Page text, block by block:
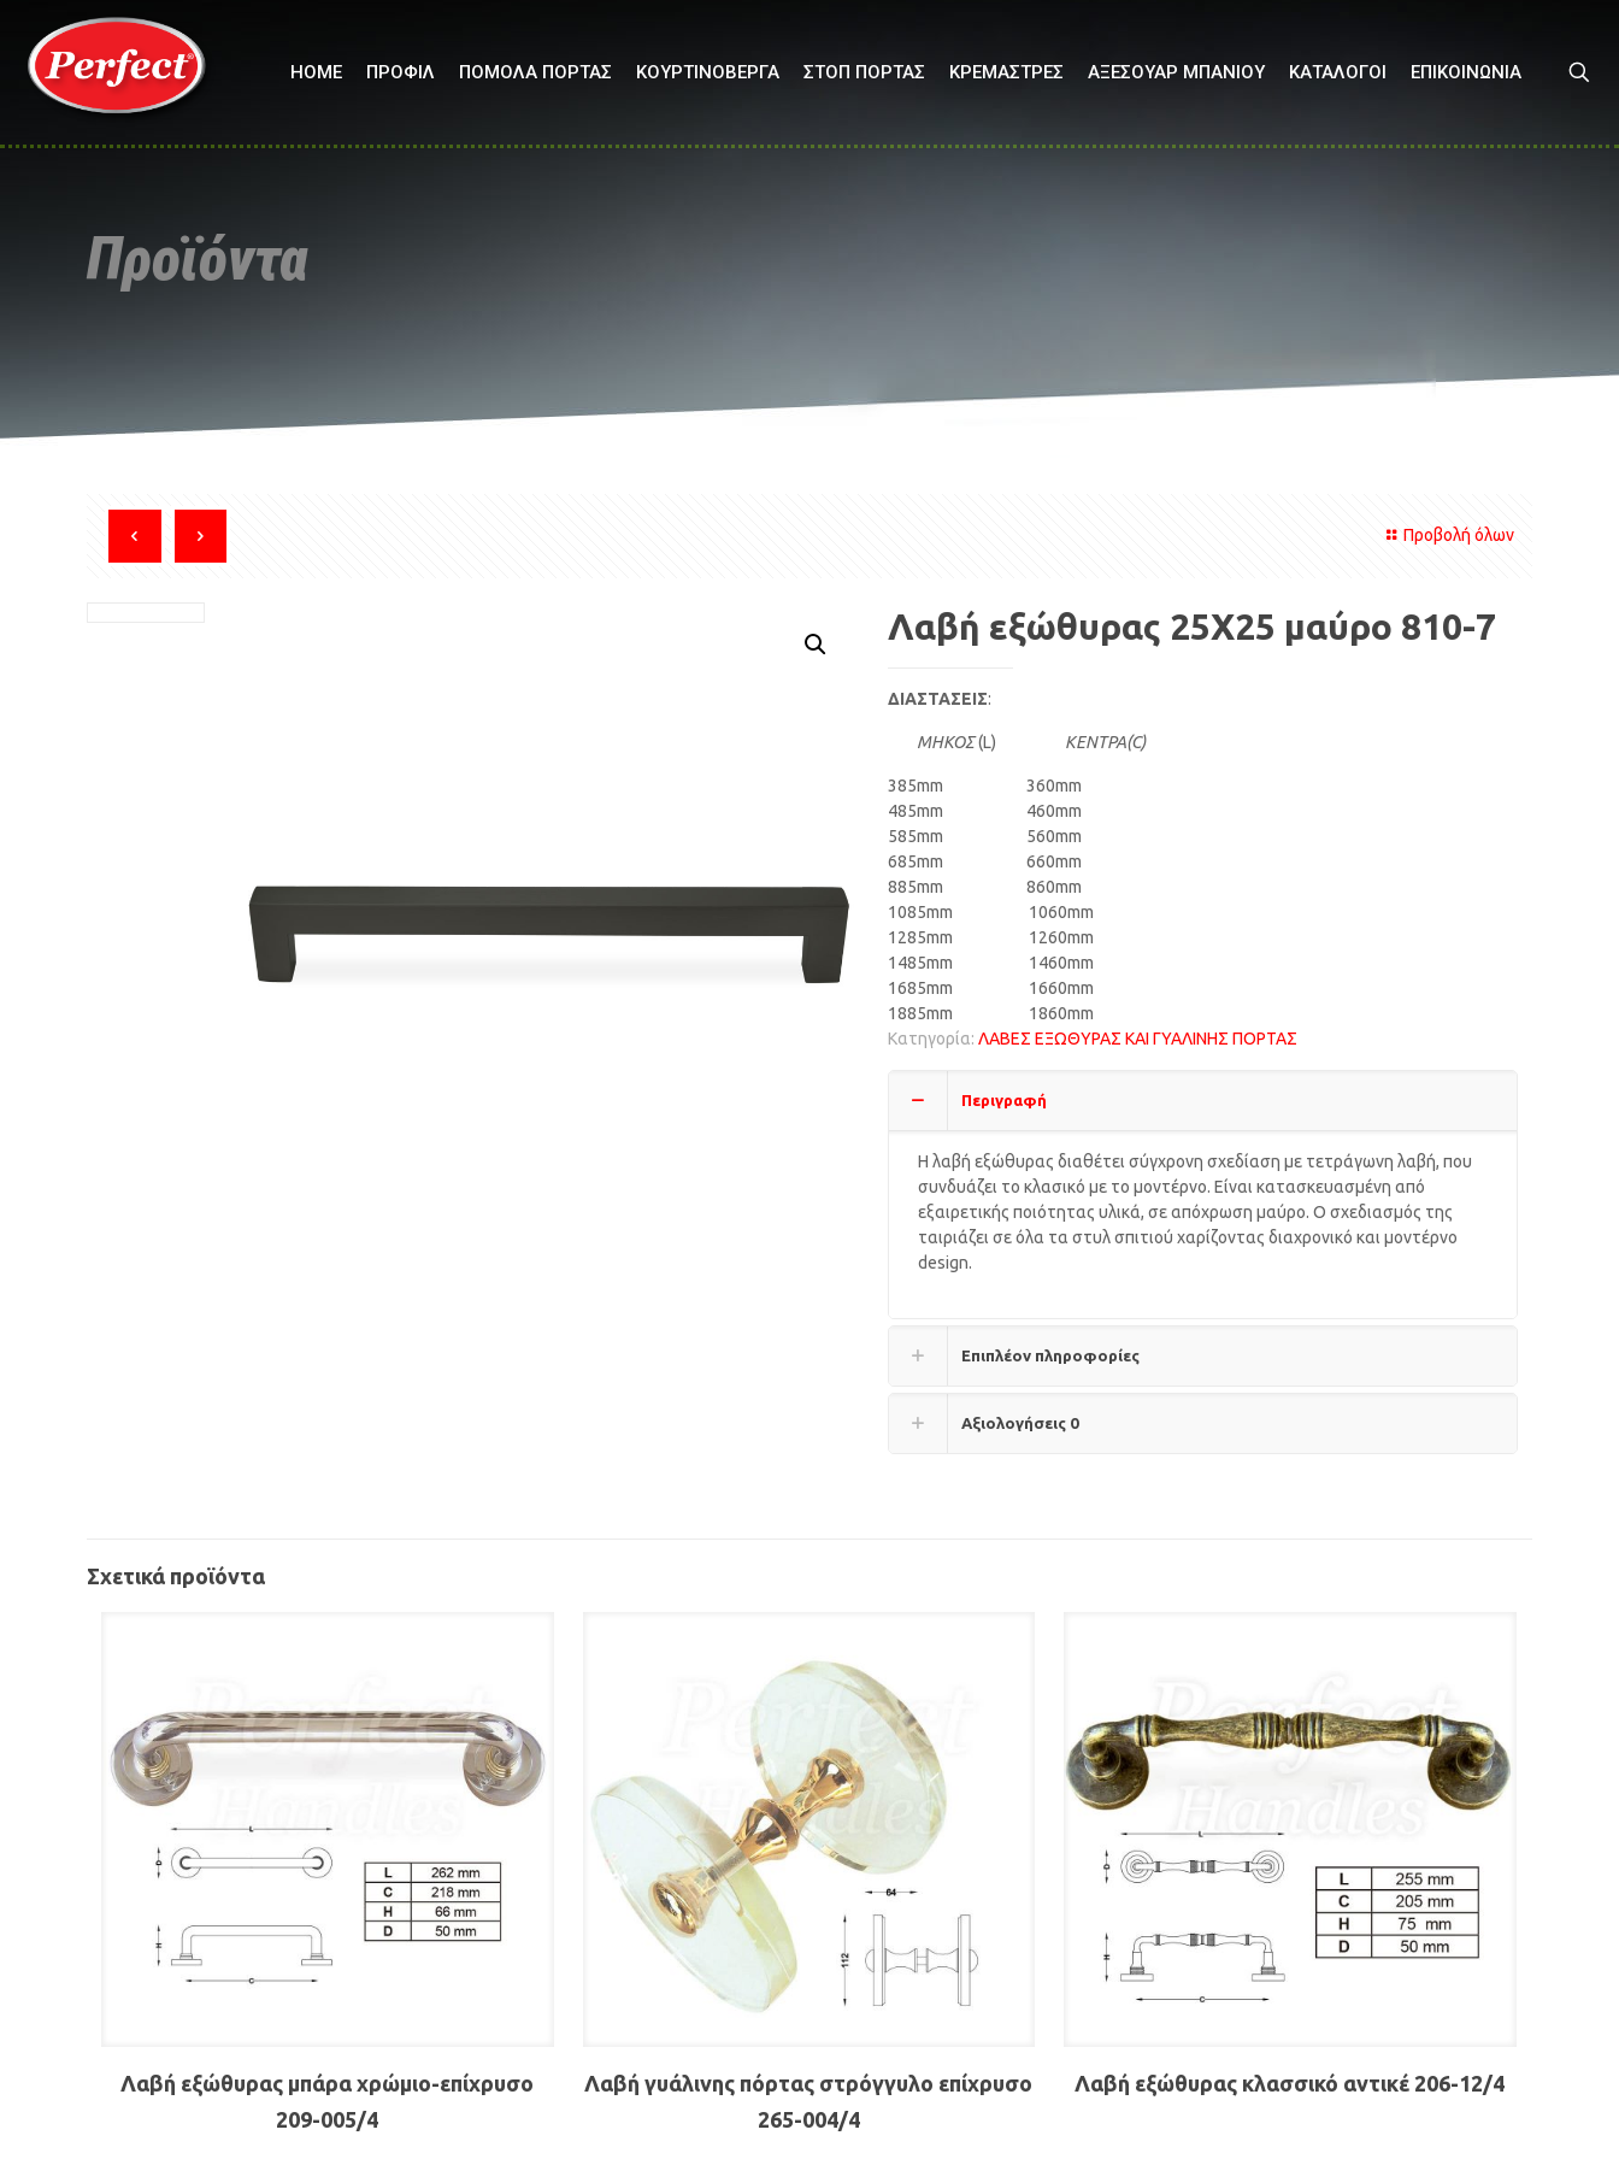
HOME ΠΡΟΦΙΛ ΠΟΜΟΛΑ ΠΟΡΤΑΣ ΚΟΥΡΤΙΝΟΒΕΡΓΑ ΣΤΟΠ ΠΟΡΤΑΣ ΚΡΕΜΑΣΤΡΕΣ ΑΞΕΣΟΥΑΡ ΜΠΑΝΙΟΥ ΚΑΤΑΛΟΓΟΙ ΕΠΙΚΟΙΝΩΝΙΑ
Προϊόντα
Προβολή όλων
Λαβή εξώθυρας 25Χ25 μαύρο 810-7
ΔΙΑΣΤΑΣΕΙΣ:
ΜΗΚΟΣ(L) ΚΕΝΤΡΑ(C)
385mm 360mm
485mm 460mm
585mm 560mm
685mm 660mm
885mm 860mm
1085mm 1060mm
1285mm 1260mm
1485mm 1460mm
1685mm 1660mm
1885mm 1860mm
Κατηγορία: ΛΑΒΕΣ ΕΞΩΘΥΡΑΣ ΚΑΙ ΓΥΑΛΙΝΗΣ ΠΟΡΤΑΣ
Περιγραφή
Η λαβή εξώθυρας διαθέτει σύγχρονη σχεδίαση με τετράγωνη λαβή, που
συνδυάζει το κλασικό με το μοντέρνο. Είναι κατασκευασμένη από
εξαιρετικής ποιότητας υλικά, σε απόχρωση μαύρο. Ο σχεδιασμός της
ταιριάζει σε όλα τα στυλ σπιτιού χαρίζοντας διαχρονικό και μοντέρνο
design.
Επιπλέον πληροφορίες
Αξιολογήσεις 0
Σχετικά προϊόντα
Λαβή εξώθυρας μπάρα χρώμιο-επίχρυσο
209-005/4
Λαβή γυάλινης πόρτας στρόγγυλο επίχρυσο
265-004/4
Λαβή εξώθυρας κλασσικό αντικέ 206-12/4